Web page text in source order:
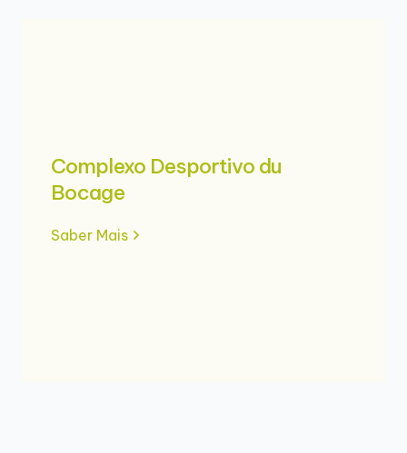
Complexo Desportivo du
Bocage
Saber Mais